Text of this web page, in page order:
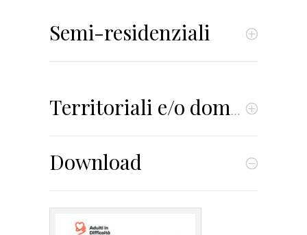
Semi-residenziali
Territoriali e/o domiciliari
Download